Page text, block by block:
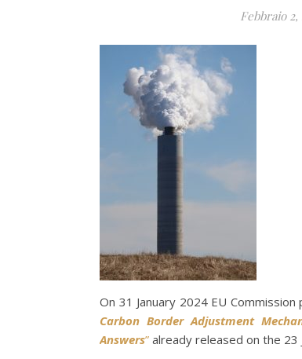
Febbraio 2,
On 31 January 2024 EU
Carbon Border Adjustment
Answers” already released on the 23